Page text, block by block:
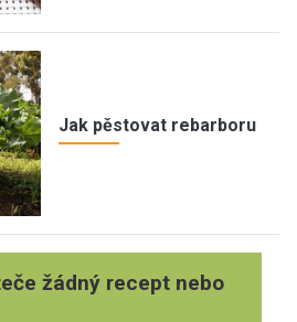
Jak pěstovat rebarboru
žádný recept nebo